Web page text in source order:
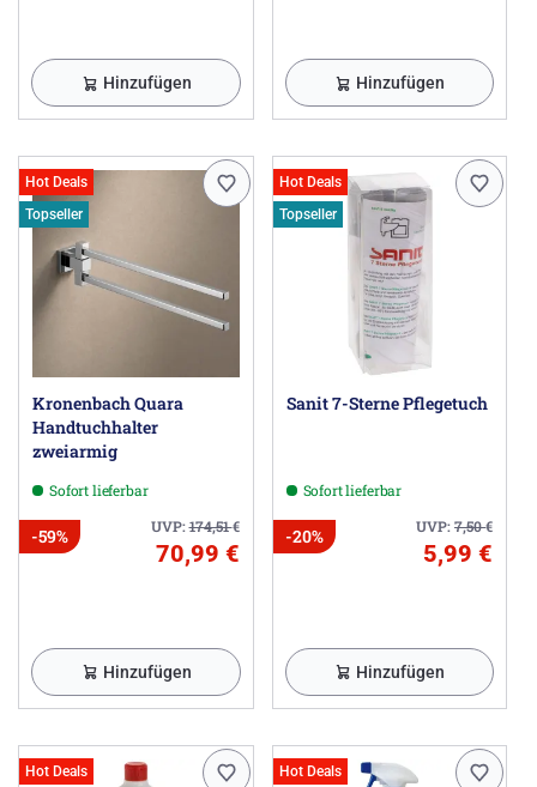
Hinzufügen Hinzufügen
Hot Deals
Topseller
Kronenbach Quara
Handtuchhalter
zweiarmig
Sofort lieferbar
UVP:174,51€
-59%
70,99 €
Hinzufügen
Hot Deals
Topseller
Sanit 7-Sterne Pflegetuch
Sofort lieferbar
UVP:7,50€
-20%
5,99 €
Hinzufügen
Hot Deals
Hot Deals